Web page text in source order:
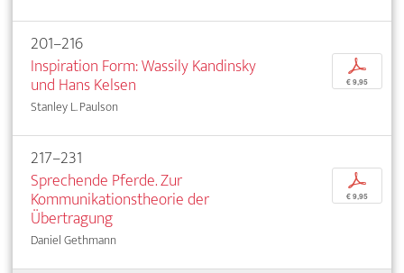
201–216
Inspiration Form: Wassily Kandinsky
und Hans Kelsen
Stanley L. Paulson
p
€ 9,95
217–231
Sprechende Pferde. Zur
Kommunikationstheorie der
Übertragung
Daniel Gethmann
p
€ 9,95